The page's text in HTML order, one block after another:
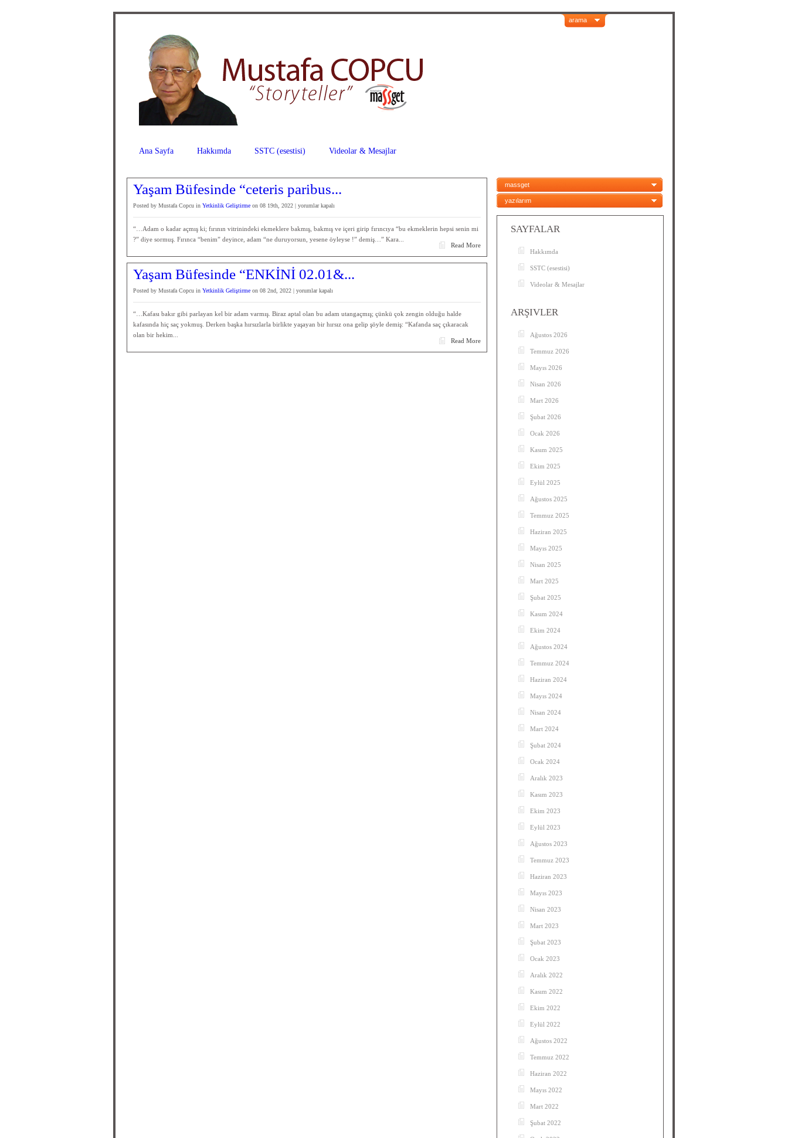
arama
Ana Sayfa Hakkımda SSTC (esestisi) Videolar & Mesajlar
Yaşam Büfesinde “ceteris paribus...
Posted by Mustafa Copcu in Yetkinlik Geliştirme on 08 19th, 2022 | Yaşam
“ceteris
(ENKİNİ
için
yorumlar kapalı
“…Adam o kadar açmış ki; fırının vitrinindeki ekmeklere bakmış, bakmış ve içeri girip fırıncıya “bu ekmeklerin hepsi senin mi
?” diye sormuş. Fırınca “benim” deyince, adam “ne duruyorsun, yesene öyleyse !” demiş…” Kara...
Read More
Yaşam Büfesinde “ENKİNİ 02.01&...
Posted by Mustafa Copcu in Yetkinlik Geliştirme on 08 2nd, 2022 | Yaşam
“ENKİNİ
yorumlar kapalı
“…Kafası bakır gibi parlayan kel bir adam varmış. Biraz aptal olan bu adam utangaçmış; çünkü çok zengin olduğu halde
kafasında hiç saç yokmuş. Derken başka hırsızlarla birlikte yaşayan bir hırsız ona gelip şöyle demiş: “Kafanda saç çıkaracak
olan bir hekim...
Read More
massget
yazılarım
SAYFALAR
Hakkımda
SSTC (esestisi)
Videolar & Mesajlar
ARŞIVLER
Ağustos 2026
Temmuz 2026
Mayıs 2026
Nisan 2026
Mart 2026
Şubat 2026
Ocak 2026
Kasım 2025
Ekim 2025
Eylül 2025
Ağustos 2025
Temmuz 2025
Haziran 2025
Mayıs 2025
Nisan 2025
Mart 2025
Şubat 2025
Kasım 2024
Ekim 2024
Ağustos 2024
Temmuz 2024
Haziran 2024
Mayıs 2024
Nisan 2024
Mart 2024
Şubat 2024
Ocak 2024
Aralık 2023
Kasım 2023
Ekim 2023
Eylül 2023
Ağustos 2023
Temmuz 2023
Haziran 2023
Mayıs 2023
Nisan 2023
Mart 2023
Şubat 2023
Ocak 2023
Aralık 2022
Kasım 2022
Ekim 2022
Eylül 2022
Ağustos 2022
Temmuz 2022
Haziran 2022
Mayıs 2022
Mart 2022
Şubat 2022